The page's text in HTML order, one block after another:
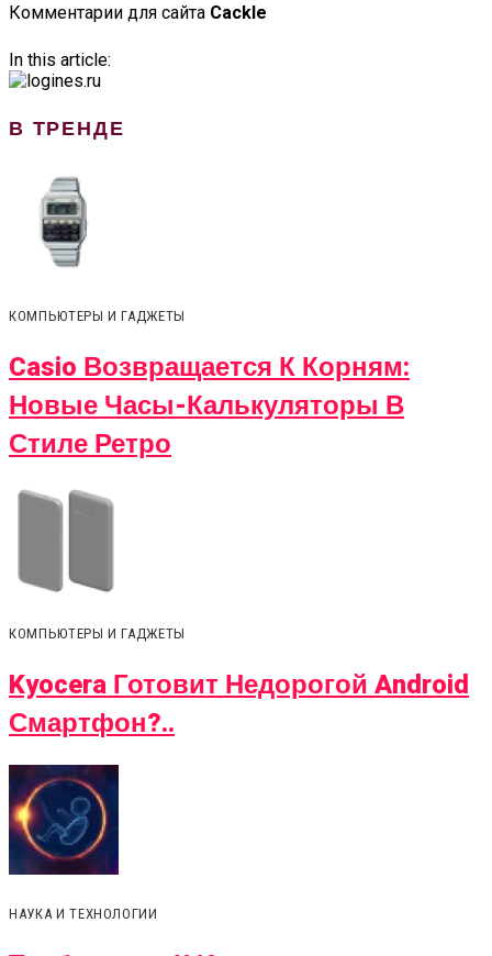
Комментарии для сайта Cackle
In this article:
В ТРЕНДЕ
КОМПЬЮТЕРЫ И ГАДЖЕТЫ
Casio Возвращается К Корням:
Новые Часы-Калькуляторы В
Стиле Ретро
КОМПЬЮТЕРЫ И ГАДЖЕТЫ
Kyocera Готовит Недорогой Android
Смартфон?..
НАУКА И ТЕХНОЛОГИИ